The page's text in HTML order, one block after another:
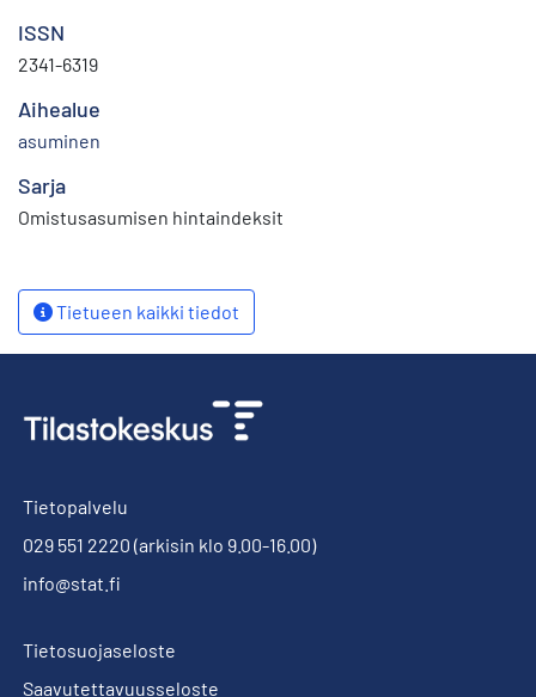
ISSN
2341-6319
Aihealue
asuminen
Sarja
Omistusasumisen hintaindeksit
Tietueen kaikki tiedot
Tietopalvelu
029 551 2220 (arkisin klo 9.00-16.00)
info@stat.fi
Tietosuojaseloste
Saavutettavuusseloste